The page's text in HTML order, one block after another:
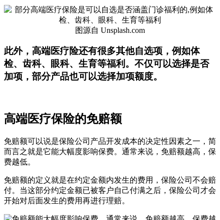
图源自 Unsplash.com
此外，高端医疗险还有很多其他自选项，例如体
检、齿科、眼科、生育等福利。不仅可以选择是否
加项，部分产品也可以选择加项额度。
高端医疗保险的免赔额
免赔额可以说是保险公司产品开发成本的决定性因素之一，简
而言之就是它能大幅度影响保费。通常来说，免赔额越高，保
费越低。
免赔额的定义就是在约定金额内发生的费用，保险公司不会赔
付。当这部分约定金额已被客户自己付满之后，保险公司才会
开始对后面发生的费用再进行理赔。